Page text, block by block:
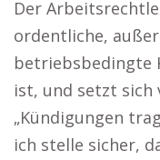
Der
ordentliche,
betriebsbedingte
ist, und setzt sich
„Kündigungen
ich stelle sicher,